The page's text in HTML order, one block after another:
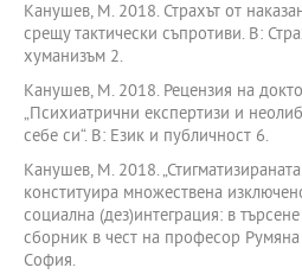
Канушев, М. 2018. Страхът от
срещу тактически съпротиви. В:
хуманизъм 2.
Канушев, М. 2018. Рецензия на
„Психиатрични експертизи и
себе си“. В: Език и публичност 6.
Канушев, М. 2018.
конституира множествена
социална (дез)интеграция: в
сборник в чест на професор
София.